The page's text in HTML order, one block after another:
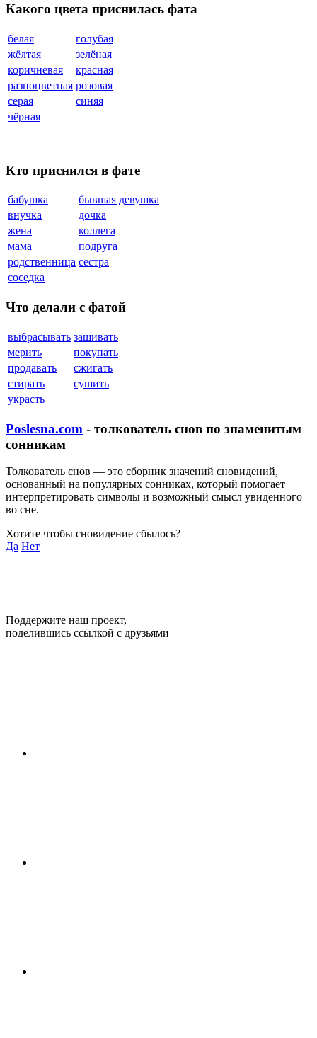
Какого цвета приснилась фата
белая
голубая
жёлтая
зелёная
коричневая
красная
разноцветная розовая
серая
синяя
чёрная
Кто приснился в фате
бабушка
бывшая девушка
внучка
дочка
жена
коллега
мама
подруга
родственница сестра
соседка
Что делали с фатой
выбрасывать зашивать
мерить
покупать
продавать
сжигать
стирать
сушить
украсть
Poslesna.com - толкователь снов по знаменитым
сонникам
Толкователь снов — это сборник значений сновидений,
основанный на популярных сонниках, который помогает
интерпретировать символы и возможный смысл увиденного
во сне.
Хотите чтобы сновидение сбылось?
Да Нет
Поддержите наш проект,
поделившись ссылкой с друзьями